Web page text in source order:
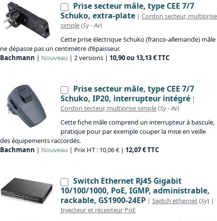
Prise secteur mâle, type CEE 7/7
Schuko, extra-plate | Cordon secteur, multiprise
simple(Sy-Av)
Cette prise électrique Schuko (franco-allemande) mâle
ne dépasse pas un centimètre d’épaisseur.
Bachmann | Nouveau | 2 versions | 10,90 ou 13,13 € TTC
Prise secteur mâle, type CEE 7/7
Schuko, IP20, interrupteur intégré |
Cordon secteur, multiprise simple(Sy-Av)
Cette fiche mâle comprend un interrupteur à bascule,
pratique pour par exemple couper la mise en veille
des équipements raccordés.
Bachmann | Nouveau | Prix HT : 10,06 € | 12,07 € TTC
Switch Ethernet RJ45 Gigabit
10/100/1000, PoE, IGMP, administrable,
rackable, GS1900-24EP | Switch ethernet(Sy) |
Injecteur et récepteur PoE